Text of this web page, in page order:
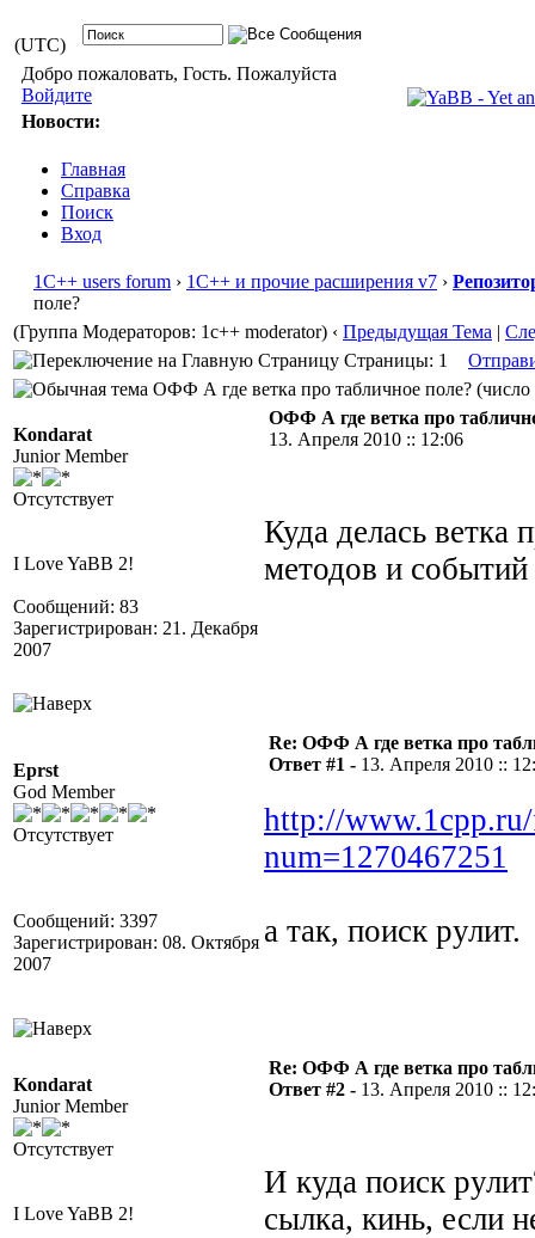
(UTC)
Добро пожаловать, Гость. Пожалуйста
Войдите
Новости:
Главная
Справка
Поиск
Вход
1С++ users forum › 1С++ и прочие расширения v7 ›
поле?
(Группа Модераторов: 1c++ moderator) ‹ Предыдущая Тема |
Страницы: 1
ОФФ А где ветка про табличное поле?
Kondarat
Junior Member
Отсутствует
I Love YaBB 2!
Сообщений: 83
Зарегистрирован: 21. Декабря
2007
ОФФ А где ветка про
13. Апреля 2010 :: 12:06
Куда делась ветка
методов и
Eprst
God Member
Отсутствует
Сообщений: 3397
Зарегистрирован: 08. Октября
2007
Re: ОФФ А где ветка про
Ответ #1 - 13. Апреля 2010 ::
http://
num=1270467251
а так, поиск рулит.
Kondarat
Junior Member
Отсутствует
I Love YaBB 2!
Re: ОФФ А где ветка про
Ответ #2 - 13. Апреля 2010 ::
И куда поиск
сылка, кинь, если